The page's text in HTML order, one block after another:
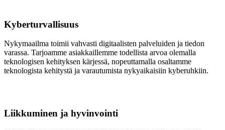
Kyberturvallisuus
Nykymaailma toimii vahvasti digitaalisten palveluiden ja tiedon
varassa. Tarjoamme asiakkaillemme todellista arvoa olemalla
teknologisen kehityksen kärjessä, nopeuttamalla osaltamme
teknologista kehitystä ja varautumista nykyaikaisiin kyberuhkiin.
Liikkuminen ja hyvinvointi